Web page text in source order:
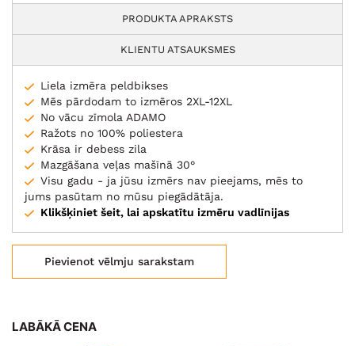
PRODUKTA APRAKSTS
KLIENTU ATSAUKSMES
Liela izmēra peldbikses
Mēs pārdodam to izmēros 2XL-12XL
No vācu zīmola ADAMO
Ražots no 100% poliestera
Krāsa ir debess zila
Mazgāšana veļas mašīnā 30°
Visu gadu - ja jūsu izmērs nav pieejams, mēs to
jums pasūtam no mūsu piegādātāja.
Klikšķiniet šeit, lai apskatītu izmēru vadlīnijas
Pievienot vēlmju sarakstam
LABĀKĀ CENA